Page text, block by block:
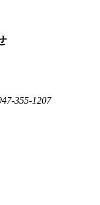
355-1207